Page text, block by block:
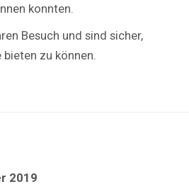
konnten.
Besuch und sind sicher,
zu können.
2019